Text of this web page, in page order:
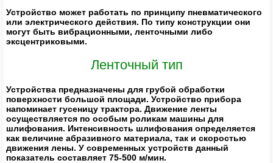
Устройство может работать по принципу пневматического
или электрического действия. По типу конструкции они
могут быть вибрационными, ленточными либо
эксцентриковыми.
Ленточный тип
Устройства предназначены для грубой обработки
поверхности большой площади. Устройство прибора
напоминает гусеницу трактора. Движение ленты
осуществляется по особым роликам машины для
шлифования. Интенсивность шлифования определяется
как величине абразивного материала, так и скоростью
движения лены. У современных устройств данный
показатель составляет 75-500 м/мин.